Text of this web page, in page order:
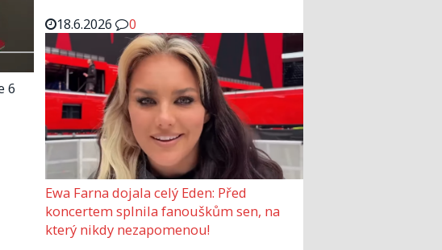
6
18.6.2026
0
Ewa Farna dojala celý Eden: Před
koncertem splnila fanouškům sen, na
který nikdy nezapomenou!